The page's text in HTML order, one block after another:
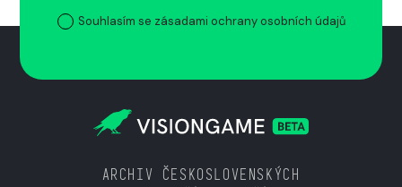
Souhlasím se zásadami ochrany osobních údajů
ARCHIV ČESKOSLOVENSKÝCH